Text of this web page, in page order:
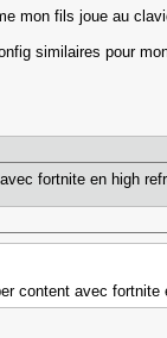
mon fils joue au
similaires pour
fortnite en high
content avec fortnite